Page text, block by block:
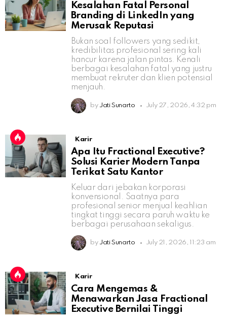
Kesalahan Fatal Personal
Branding di LinkedIn yang
Merusak Reputasi
Bukan soal followers yang sedikit,
kredibilitas profesional sering kali
hancur karena jalan pintas. Kenali
berbagai kesalahan fatal yang justru
membuat rekruter dan klien potensial
menjauh.
by Jati Sunarto July 27, 2026, 4:32 pm
Karir
Apa Itu Fractional Executive?
Solusi Karier Modern Tanpa
Terikat Satu Kantor
Keluar dari jebakan korporasi
konvensional. Saatnya para
profesional senior menjual keahlian
tingkat tinggi secara paruh waktu ke
berbagai perusahaan sekaligus.
by Jati Sunarto July 21, 2026, 11:23 am
Karir
Cara Mengemas &
Menawarkan Jasa Fractional
Executive Bernilai Tinggi